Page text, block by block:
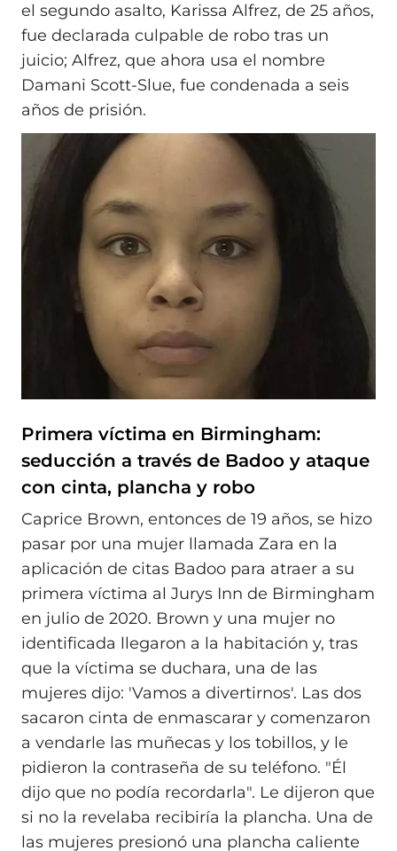
el segundo asalto, Karissa Alfrez, de 25 años,
fue declarada culpable de robo tras un
juicio; Alfrez, que ahora usa el nombre
Damani Scott-Slue, fue condenada a seis
años de prisión.
Primera víctima en Birmingham:
seducción a través de Badoo y ataque
con cinta, plancha y robo
Caprice Brown, entonces de 19 años, se hizo
pasar por una mujer llamada Zara en la
aplicación de citas Badoo para atraer a su
primera víctima al Jurys Inn de Birmingham
en julio de 2020. Brown y una mujer no
identificada llegaron a la habitación y, tras
que la víctima se duchara, una de las
mujeres dijo: 'Vamos a divertirnos'. Las dos
sacaron cinta de enmascarar y comenzaron
a vendarle las muñecas y los tobillos, y le
pidieron la contraseña de su teléfono. "Él
dijo que no podía recordarla". Le dijeron que
si no la revelaba recibiría la plancha. Una de
las mujeres presionó una plancha caliente